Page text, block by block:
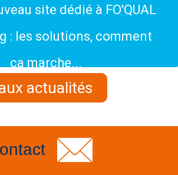
site dédié à FO'QUAL
: les solutions, comment
ça marche...
actualités